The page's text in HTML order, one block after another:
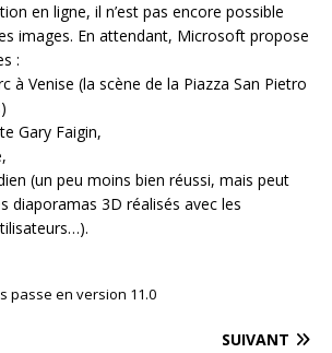
en ligne, il n’est pas encore possible
images. En attendant, Microsoft propose
:
à Venise (la scène de la Piazza San Pietro
Gary Faigin,
(un peu moins bien réussi, mais peut
diaporamas 3D réalisés avec les
passe en version 11.0
SUIVANT